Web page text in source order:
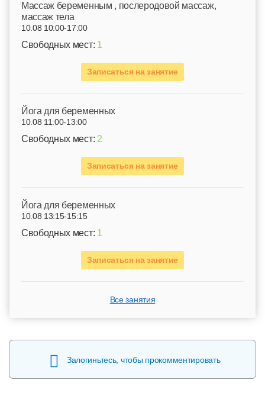
Mассаж беременным , послеродовой массаж,
массаж тела
10.08 10:00-17:00
Свободных мест: 1
Записаться на занятие
Йога для беременных
10.08 11:00-13:00
Свободных мест: 2
Записаться на занятие
Йога для беременных
10.08 13:15-15:15
Свободных мест: 1
Записаться на занятие
Все занятия
Залогиньтесь, чтобы прокомментировать